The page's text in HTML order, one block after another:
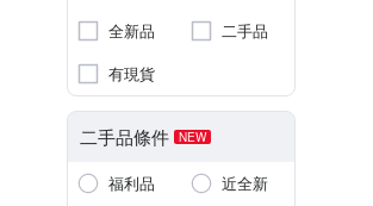
全新品
二手品
有現貨
二手品條件 NEW
福利品
近全新